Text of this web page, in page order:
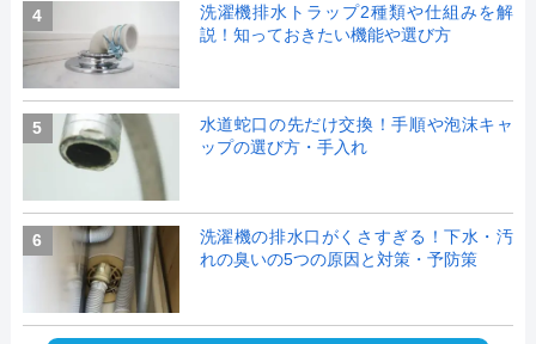
4
洗濯機排水トラップ2種類や仕組みを解
説！知っておきたい機能や選び方
5
水道蛇口の先だけ交換！手順や泡沫キャ
ップの選び方・手入れ
6
洗濯機の排水口がくさすぎる！下水・汚
れの臭いの5つの原因と対策・予防策